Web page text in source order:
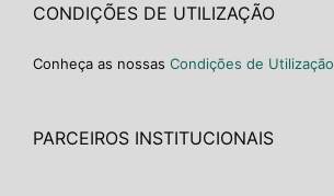
CONDIÇÕES DE UTILIZAÇÃO
Conheça as nossas Condições de Utilização
PARCEIROS INSTITUCIONAIS